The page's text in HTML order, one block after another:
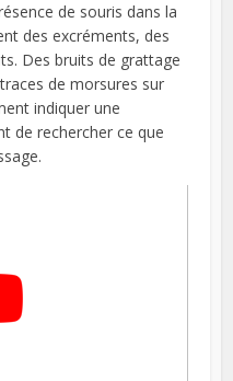
de souris dans la
des excréments, des
Des bruits de grattage
de morsures sur
indiquer une
de rechercher ce que